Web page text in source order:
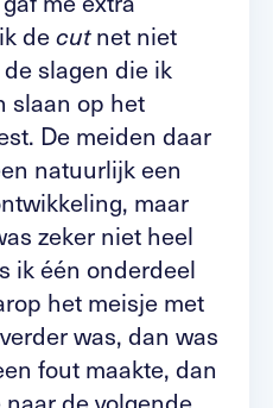
decutnet niet
slagen die ik
slaan op het
De meiden daar
natuurlijk een
maar
zeker niet heel
ik één onderdeel
het meisje met
was, dan was
fout maakte, dan